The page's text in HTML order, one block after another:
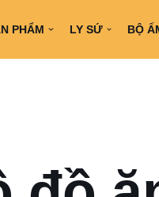
PHẨM LY SỨ BỘ